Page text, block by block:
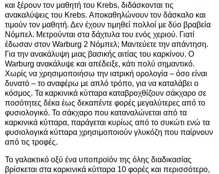
και ξέρουν τον μαθητή του Krebs, διδάσκονται τις
ανακαλύψεις του Krebs. Αποκαθηλώνουν τον δάσκαλο και
τιμούν τον μαθητή. Δεν έχουν τιμηθεί πολλοί με δύο βραβεία
Νόμπελ. Μετρούνται στα δάχτυλα του ενός χεριού. Γιατί
έδωσαν στον Warburg 2 Νόμπελ; Μαντεύετε την απάντηση.
Για την ανακάλυψη μιας βασικής αιτίας του καρκίνου. Ο
Warburg ανακάλυψε και απέδειξε, κάτι πολύ σημαντικό.
Χωρίς να χρησιμοποιήσω την ιατρική ορολογία – όσο είναι
δυνατό – το αναφέρω με απλό τρόπο, για να καταλάβει ο
κόσμος. Τα καρκινικά κύτταρα καταβροχθίζουν σάκχαρο σε
ποσότητες δέκα έως δεκαπέντε φορές μεγαλύτερες από το
φυσιολογικό. Το σάκχαρο που καταναλώνεται από τα
καρκινικά κύτταρα, παράγεται κυρίως από το συκώτι ενώ τα
φυσιολογικά κύτταρα χρησιμοποιούν γλυκόζη που παίρνουν
από τις τροφές.
Το γαλακτικό οξύ ένα υποπροϊόν της όλης διαδικασίας
βρίσκεται στα καρκινικά κύτταρα 10 φορές και περισσότερο,